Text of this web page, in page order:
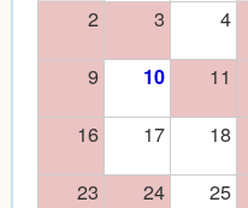
2
3 4
9
10 11
16
17 18
23
24 25